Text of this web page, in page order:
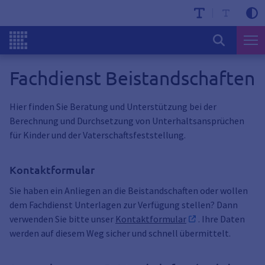
Fachdienst Beistandschaften
Hier finden Sie Beratung und Unterstützung bei der
Berechnung und Durchsetzung von Unterhaltsansprüchen
für Kinder und der Vaterschaftsfeststellung.
Kontaktformular
Sie haben ein Anliegen an die Beistandschaften oder wollen
dem Fachdienst Unterlagen zur Verfügung stellen? Dann
verwenden Sie bitte unser Kontaktformular
. Ihre Daten
werden auf diesem Weg sicher und schnell übermittelt.